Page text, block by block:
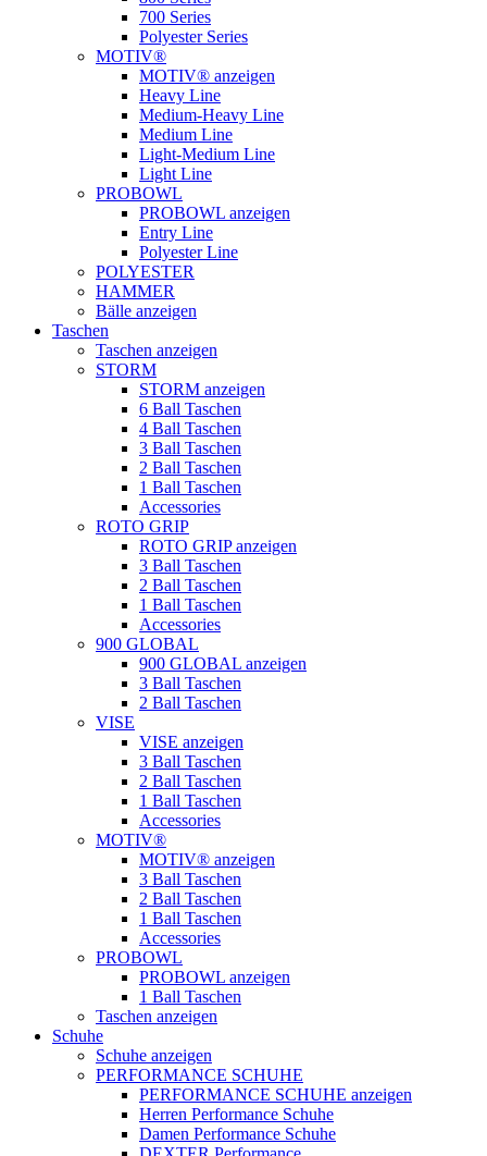
700 Series
Polyester Series
MOTIV®
MOTIV® anzeigen
Heavy Line
Medium-Heavy Line
Medium Line
Light-Medium Line
Light Line
PROBOWL
PROBOWL anzeigen
Entry Line
Polyester Line
POLYESTER
HAMMER
Bälle anzeigen
Taschen
Taschen anzeigen
STORM
STORM anzeigen
6 Ball Taschen
4 Ball Taschen
3 Ball Taschen
2 Ball Taschen
1 Ball Taschen
Accessories
ROTO GRIP
ROTO GRIP anzeigen
3 Ball Taschen
2 Ball Taschen
1 Ball Taschen
Accessories
900 GLOBAL
900 GLOBAL anzeigen
3 Ball Taschen
2 Ball Taschen
VISE
VISE anzeigen
3 Ball Taschen
2 Ball Taschen
1 Ball Taschen
Accessories
MOTIV®
MOTIV® anzeigen
3 Ball Taschen
2 Ball Taschen
1 Ball Taschen
Accessories
PROBOWL
PROBOWL anzeigen
1 Ball Taschen
Taschen anzeigen
Schuhe
Schuhe anzeigen
PERFORMANCE SCHUHE
PERFORMANCE SCHUHE anzeigen
Herren Performance Schuhe
Damen Performance Schuhe